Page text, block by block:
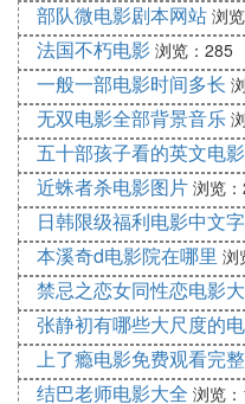
部队微电影剧本网站 浏
法国不朽电影 浏览：285
一般一部电影时间多长
无双电影全部背景音乐
五十部孩子看的英文电影
近蛛者杀电影图片 浏览
日韩限级福利电影中文
本溪奇d电影院在哪里 浏
禁忌之恋女同性恋电影
张静初有哪些大尺度的
上了瘾电影免费观看完
结巴老师电影大全 浏览